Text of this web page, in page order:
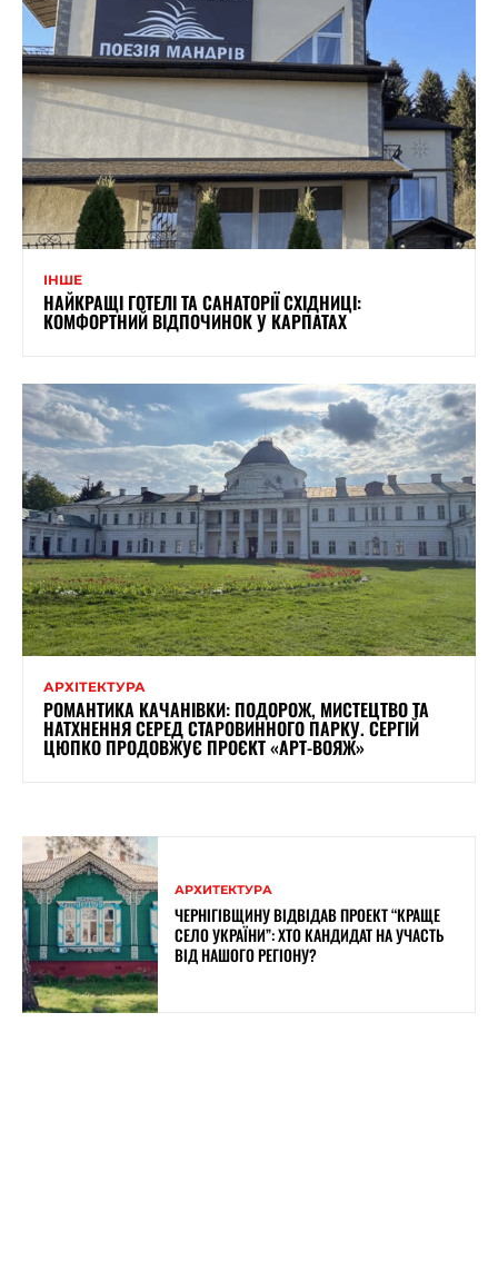
ІНШЕ
НАЙКРАЩІ ГОТЕЛІ ТА САНАТОРІЇ СХІДНИЦІ:
КОМФОРТНИЙ ВІДПОЧИНОК У КАРПАТАХ
АРХІТЕКТУРА
РОМАНТИКА КАЧАНІВКИ: ПОДОРОЖ, МИСТЕЦТВО ТА
НАТХНЕННЯ СЕРЕД СТАРОВИННОГО ПАРКУ. СЕРГІЙ
ЦЮПКО ПРОДОВЖУЄ ПРОЄКТ «АРТ-ВОЯЖ»
АРХИТЕКТУРА
ЧЕРНІГІВЩИНУ ВІДВІДАВ ПРОЕКТ “КРАЩЕ
СЕЛО УКРАЇНИ”: ХТО КАНДИДАТ НА УЧАСТЬ
ВІД НАШОГО РЕГІОНУ?